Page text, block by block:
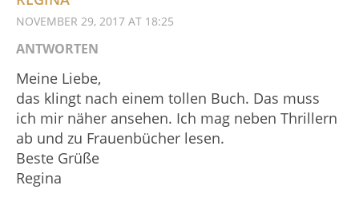
NOVEMBER 29, 2017 AT 18:25
ANTWORTEN
Meine Liebe,
das klingt nach einem tollen Buch. Das muss
ich mir näher ansehen. Ich mag neben Thrillern
ab und zu Frauenbücher lesen.
Beste Grüße
Regina